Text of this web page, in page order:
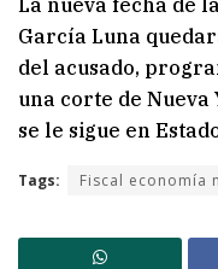
La nueva fecha de
García Luna
del acusado,
una corte de
se le sigue en
Tags: Fiscal economía